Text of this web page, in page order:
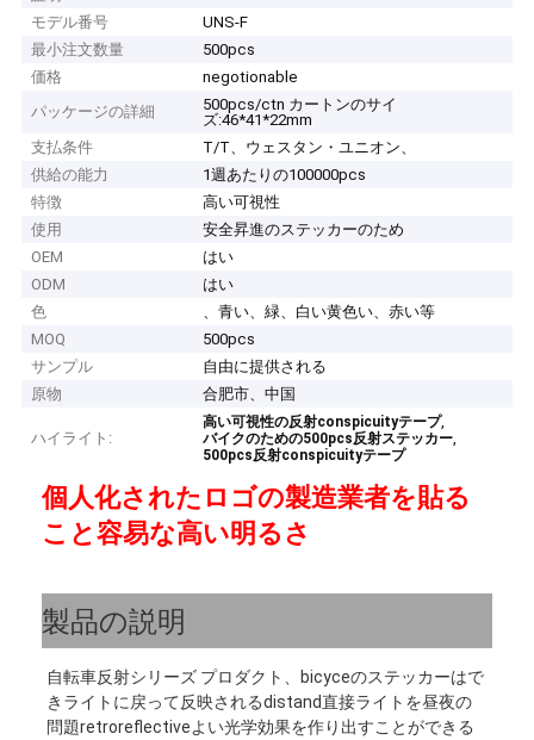
モデル番号
UNS-F
最小注文数量
500pcs
価格
negotionable
パッケージの詳細
500pcs/ctn カートンのサイ
ズ:46*41*22mm
支払条件
T/T、ウェスタン・ユニオン、
供給の能力
1週あたりの100000pcs
特徴
高い可視性
使用
安全昇進のステッカーのため
OEM
はい
ODM
はい
色
、青い、緑、白い黄色い、赤い等
MOQ
500pcs
サンプル
自由に提供される
原物
合肥市、中国
ハイライト:
高い可視性の反射conspicuityテープ,
バイクのための500pcs反射ステッカー,
500pcs反射conspicuityテープ
個人化されたロゴの製造業者を貼る
こと容易な高い明るさ
製品の説明
自転車反射シリーズ プロダクト、bicyceのステッカーはで
きライトに戻って反映されるdistand直接ライトを昼夜の
問題retroreflectiveよい光学効果を作り出すことができる